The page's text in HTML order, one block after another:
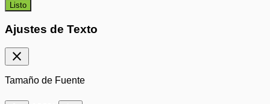
Listo
Ajustes de Texto
close
Tamaño de Fuente